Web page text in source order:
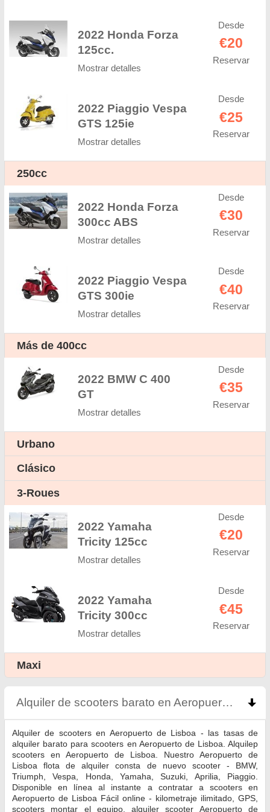
2022 Honda Forza
125cc.
Mostrar detalles
Desde
€20
Reservar
2022 Piaggio Vespa
GTS 125ie
Mostrar detalles
Desde
€25
Reservar
250cc
2022 Honda Forza
300cc ABS
Mostrar detalles
Desde
€30
Reservar
2022 Piaggio Vespa
GTS 300ie
Mostrar detalles
Desde
€40
Reservar
Más de 400cc
2022 BMW C 400
GT
Mostrar detalles
Desde
€35
Reservar
Urbano
Clásico
3-Roues
2022 Yamaha
Tricity 125cc
Mostrar detalles
Desde
€20
Reservar
2022 Yamaha
Tricity 300cc
Mostrar detalles
Desde
€45
Reservar
Maxi
Alquiler de scooters barato en Aeropuerto de Lisboa
Alquiler de scooters en Aeropuerto de Lisboa - las tasas de
alquiler barato para scooters en Aeropuerto de Lisboa. Alquilер
scooters en Aeropuerto de Lisboa. Nuestro Aeropuerto de
Lisboa flota de alquiler consta de nuevo scooter - BMW,
Triumph, Vespa, Honda, Yamaha, Suzuki, Aprilia, Piaggio.
Disponible en línea al instante a contratar a scooters en
Aeropuerto de Lisboa Fácil online - kilometraje ilimitado, GPS,
scooters montar el equipo, alquiler scooter Aeropuerto de